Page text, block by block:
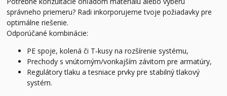
správneho priemeru? Radi inkorporujeme tvoje požiadavky pre
optimálne riešenie.
Odporúčané kombinácie:
PE spoje, kolená či T‑kusy na rozšírenie systému,
Prechody s vnútorným/vonkajším závitom pre armatúry,
Regulátory tlaku a tesniace prvky pre stabilný tlakový
systém.